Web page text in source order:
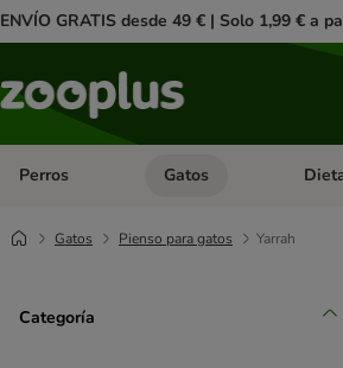
ENVÍO GRATIS desde 49 € | Solo 1,99 € a
Perros Menú de categoria abierto:
Gatos Menú
Gatos Pienso para gatos Yarrah
Categoría